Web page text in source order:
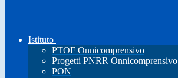
Istituto
PTOF Onnicomprensivo
Progetti PNRR Onnicomprensivo
PON